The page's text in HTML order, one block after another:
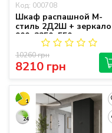
Код: 000708
Шкаф распашной М-
стиль 2Д2Ш + зеркало
900х2250х550
8210 грн
10260 грн
1
24